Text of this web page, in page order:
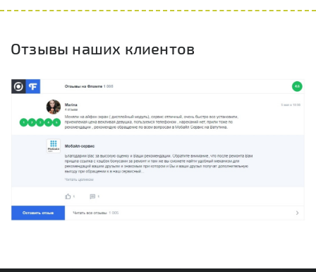
Отзывы наших клиентов